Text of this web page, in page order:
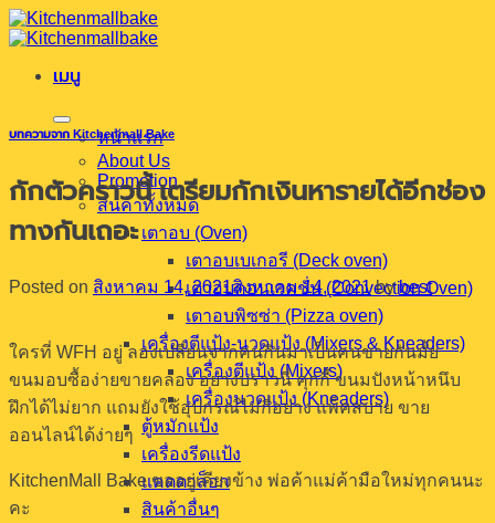
ข้าม
ไป
เมนู
หน้าแรก
About Us
Promotion
สินค้าทั้งหมด
เตาอบ (Oven)
เตาอบเบเกอรี (Deck oven)
เตาอบคอนเวคชั่น (Convection Oven)
เตาอบพิซซ่า (Pizza oven)
เครื่องตีแป้ง-นวดแป้ง (Mixers & Kneaders)
เครื่องตีแป้ง (Mixers)
เครื่องนวดแป้ง (Kneaders)
ตู้หมักแป้ง
เครื่องรีดแป้ง
แคตตาล็อก
สินค้าอื่นๆ
บทความจาก Kitchenmall Bake
กักตัวคราวนี้ เตรียมกักเงินหารายได้อีกช่อง
ทางกันเถอะ
Posted on สิงหาคม 14, 2021สิงหาคม 14, 2021 bybest
ใครที่ WFH อยู่ ลองเปลี่ยนจากคนกินมาเป็นคนขายกันมั้ย
ขนมอบซื้อง่ายขายคล่อง อย่างบราวนี่ คุกกี้ ขนมปังหน้าหนึบ
ฝึกได้ไม่ยาก แถมยังใช้อุปกรณ์ไม่กี่อย่าง แพ็คสบาย ขาย
ออนไลน์ได้ง่ายๆ
KitchenMall Bake ขออยู่เคียงข้าง พ่อค้าแม่ค้ามือใหม่ทุกคนนะ
คะ